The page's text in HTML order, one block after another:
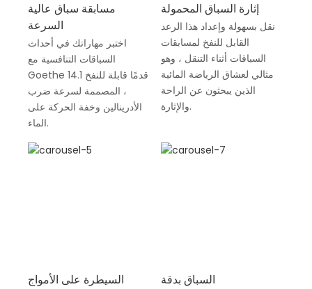
مسابقة سباق عالية
السرعة
اختبر مهاراتك في أحداث
السباقات التنافسية مع
Goethe 14.1 قدمًا قابلة للنفخ
، المصممة لسرعة ضرب
الأدرينالين وخفة الحركة على
الماء.
إثارة السباق المحمولة
نقل بسهولة وإعداد هذا الرعد
القابل للنفخ لمسابقات
السباقات أثناء التنقل ، وهو
مثالي لعشاق الرياضة المائية
الذين يبحثون عن الراحة
والإثارة.
السيطرة على الأمواج السباق بدقة